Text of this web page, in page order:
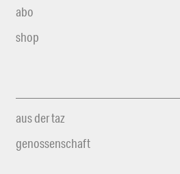
abo
shop
aus der taz
genossenschaft